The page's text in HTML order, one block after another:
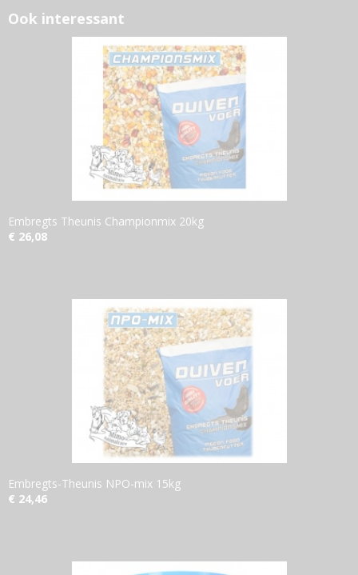
Ook interessant
Embregts Theunis Championmix 20kg
€ 26,08
Embregts-Theunis NPO-mix 15kg
€ 24,46